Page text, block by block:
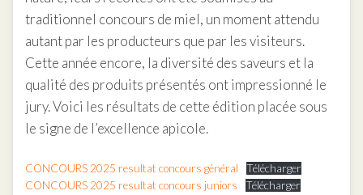
traditionnel concours de miel, un moment attendu
autant par les producteurs que par les visiteurs.
Cette année encore, la diversité des saveurs et la
qualité des produits présentés ont impressionné le
jury. Voici les résultats de cette édition placée sous
le signe de l’excellence apicole.
CONCOURS 2025 resultat concours général
Télécharger
CONCOURS 2025 resultat concours juniors
Télécharger